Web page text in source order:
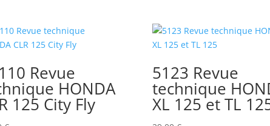
Revue
HONDA
125 City Fly
5123 Revue
technique
XL 125 et TL